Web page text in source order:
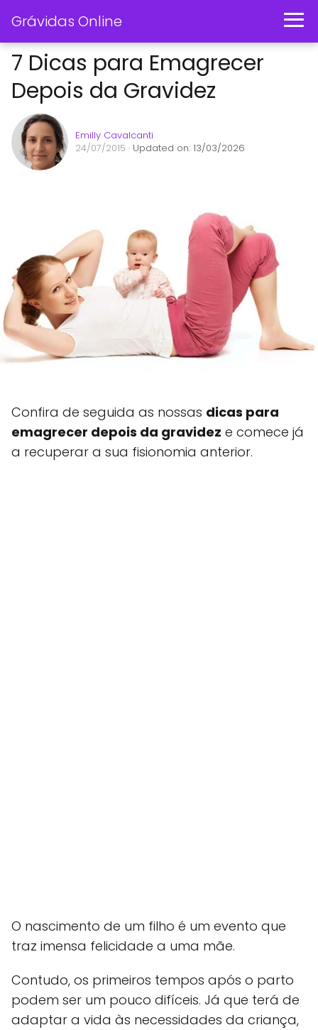
Grávidas Online
7 Dicas para Emagrecer
Depois da Gravidez
Emilly Cavalcanti
24/07/2015 · Updated on: 13/03/2026
Confira de seguida as nossas dicas para
emagrecer depois da gravidez e comece já
a recuperar a sua fisionomia anterior.
O nascimento de um filho é um evento que
traz imensa felicidade a uma mãe.
Contudo, os primeiros tempos após o parto
podem ser um pouco difíceis. Já que terá de
adaptar a vida às necessidades da criança,